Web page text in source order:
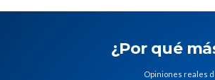
¿Por qué
Opiniones reales